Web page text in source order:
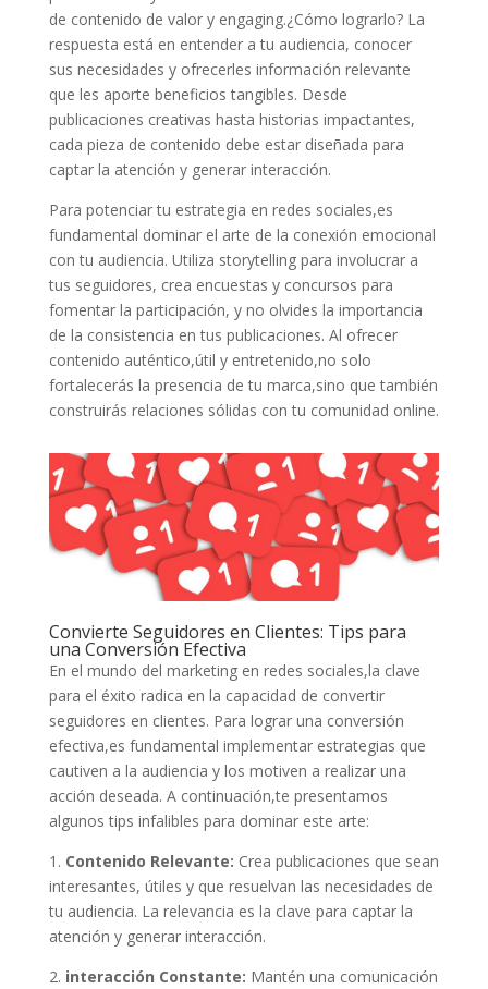
‍de contenido de valor ‍y ‌engaging.¿Cómo lograrlo? La ​
respuesta‌ está en entender⁢ a tu audiencia, conocer
sus necesidades y ofrecerles información relevante
que les aporte beneficios tangibles.​ Desde
publicaciones creativas hasta historias impactantes,
cada pieza de contenido debe estar diseñada ⁤para
‌captar la‍ atención y⁤ generar interacción.
Para potenciar⁣ tu ⁤estrategia en redes sociales,es
fundamental dominar el arte de la conexión emocional
con tu audiencia. Utiliza storytelling ‌para involucrar a‍
tus​ seguidores, crea ⁤encuestas y concursos para
fomentar la participación, y no olvides la importancia
de la consistencia en tus publicaciones. ⁤Al ofrecer
contenido auténtico,útil y entretenido,no solo​
fortalecerás la ⁤presencia de tu marca,sino que también
construirás relaciones sólidas con tu comunidad online.
Convierte Seguidores⁣ en Clientes: ⁣Tips para ​
una Conversión Efectiva
En‍ el⁣ mundo ⁤del marketing en ‍redes sociales,la clave
para el éxito radica en la capacidad de convertir​
seguidores en clientes. ​Para lograr una​ conversión
⁢efectiva,es ⁣fundamental implementar estrategias​ que
cautiven a la audiencia y⁣ los⁣ motiven a ‍realizar una
acción deseada. ‌A continuación,te presentamos‍
algunos tips infalibles ⁤para dominar este arte:
1. Contenido Relevante: ⁤Crea publicaciones que⁤ sean
interesantes, ⁣útiles⁤ y que ‍resuelvan las necesidades de⁢
tu audiencia. La ​relevancia ‌es la clave para captar ‍la
atención y generar interacción.
2. interacción Constante: Mantén ⁤una comunicación⁤